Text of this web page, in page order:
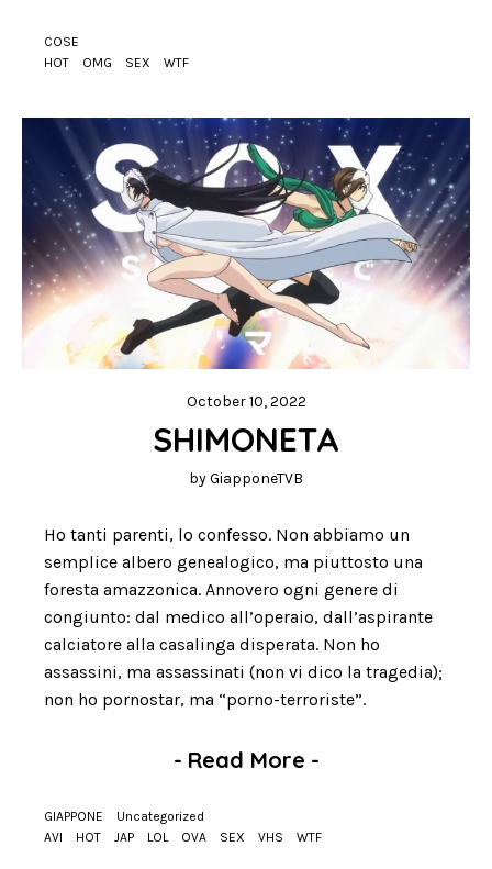
COSE
HOT
OMG SEX WTF
October 10, 2022
SHIMONETA
byGiapponeTVB
Ho tanti parenti, lo confesso. Non abbiamo un
semplice albero genealogico, ma piuttosto una
foresta amazzonica. Annovero ogni genere di
congiunto: dal medico all’operaio, dall’aspirante
calciatore alla casalinga disperata. Non ho
assassini, ma assassinati (non vi dico la tragedia);
non ho pornostar, ma “porno-terroriste”.
- Read More -
GIAPPONE
Uncategorized
AVI
HOT JAP LOL OVA SEX VHS WTF